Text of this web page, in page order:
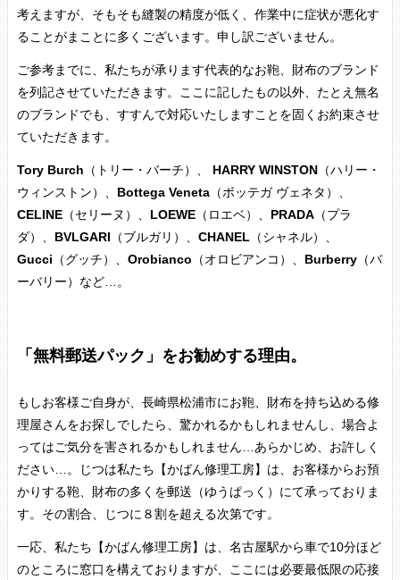
考えますが、そもそも縫製の精度が低く、作業中に症状が悪化す
ることがまことに多くございます。申し訳ございません。
ご参考までに、私たちが承ります代表的なお鞄、財布のブランド
を列記させていただきます。ここに記したもの以外、たとえ無名
のブランドでも、すすんで対応いたしますことを固くお約束させ
ていただきます。
Tory Burch （トリー・バーチ）、 HARRY WINSTON（ハリー・
ウィンストン）、 Bottega Veneta（ボッテガ ヴェネタ）、
CELINE（セリーヌ）、 LOEWE（ロエベ）、 PRADA（プラ
ダ）、 BVLGARI （ブルガリ）、 CHANEL （シャネル）、
Gucci （グッチ）、 Orobianco （オロビアンコ）、 Burberry（バ
ーバリー）など…。
「無料郵送パック」をお勧めする理由。
もしお客様ご自身が、長崎県松浦市にお鞄、財布を持ち込める修
理屋さんをお探しでしたら、驚かれるかもしれませんし、場合よ
ってはご気分を害されるかもしれません…あらかじめ、お許しく
ださい…。じつは私たち【かばん修理工房】は、お客様からお預
かりする鞄、財布の多くを郵送（ゆうぱっく）にて承っておりま
す。その割合、じつに８割を超える次第です。
一応、私たち【かばん修理工房】は、名古屋駅から車で10分ほど
のところに窓口を構えておりますが、ここには必要最低限の応接